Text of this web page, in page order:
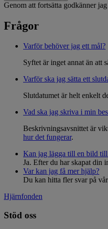
Genom att fortsätta godkänner jag
Frågor
Varför behöver jag ett mål?
Syftet är inget annat än att
Varför ska jag sätta ett
Slutdatumet är helt enkelt
Vad ska jag skriva i min
Beskrivningsavsnittet är
hur det fungerar.
Kan jag lägga till en bild
Ja. Efter du har skapat din
Var kan jag få mer hjälp?
Du kan hitta fler svar på vår
Hjärnfonden
Stöd oss